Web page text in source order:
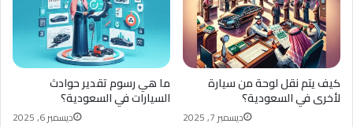
ما هي رسوم تقدير حوادث
السيارات في السعودية؟
ديسمبر 6, 2025
كيف يتم نقل لوحة من سيارة
لأخرى في السعودية؟
ديسمبر 7, 2025